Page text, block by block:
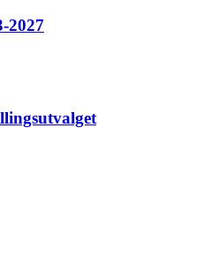
2027